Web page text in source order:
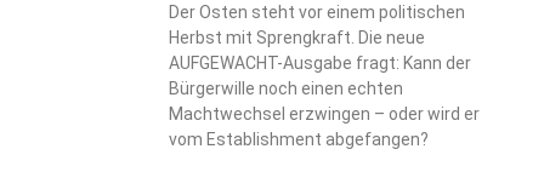
Der Osten steht vor einem politischen
Herbst mit Sprengkraft. Die neue
AUFGEWACHT-Ausgabe fragt: Kann der
Bürgerwille noch einen echten
Machtwechsel erzwingen – oder wird er
vom Establishment abgefangen?